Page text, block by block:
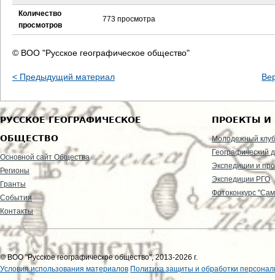
Количество
просмотров
773 просмотра
© ВОО "Русское географическое общество"
< Предыдущий материал
РУССКОЕ ГЕОГРАФИЧЕСКОЕ
ОБЩЕСТВО
Основной сайт Общества
Регионы
Гранты
События
Контакты
ПРОЕКТЫ И
Молодежный клуб
Географический
Экспедиции и
Экспедиции РГО
Фотоконкурс
© ВОО "Русское географическое общество", 2013-2026 г.
Условия использования материалов Политика защиты и обработки